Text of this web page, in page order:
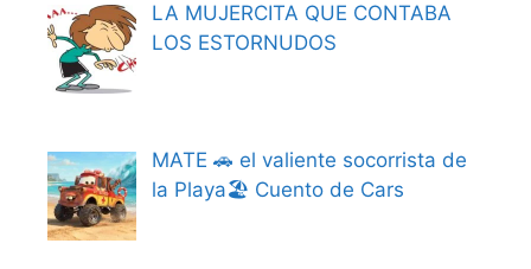
LA MUJERCITA QUE CONTABA
LOS ESTORNUDOS
MATE 🚗 el valiente socorrista de
la Playa🏖️ Cuento de Cars